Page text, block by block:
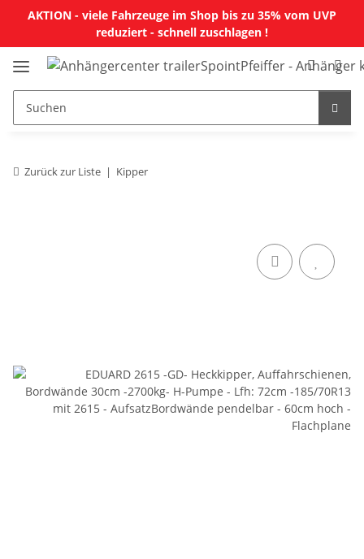
AKTION - viele Fahrzeuge im Shop bis zu 35% vom UVP
reduziert - schnell zuschlagen !
Zurück zur Liste Kipper